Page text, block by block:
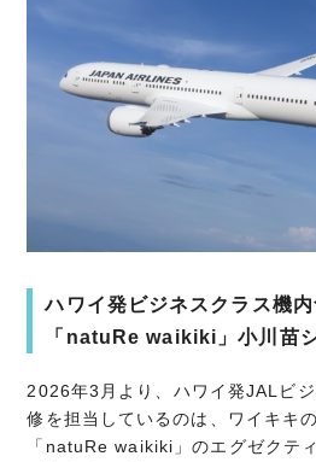
ハワイ発ビジネスクラス機
「natuRe waikiki」小川苗
2026年3月より、ハワイ発JALビ
修を担当しているのは、ワイキキ
「natuRe waikiki」のエグゼクテ